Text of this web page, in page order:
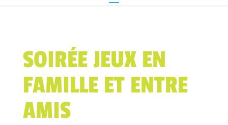
SOIRÉE JEUX EN
FAMILLE ET ENTRE
AMIS